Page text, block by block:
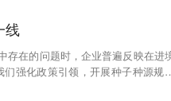
线
存在的问题时，企业普遍反映在进
强化政策引领，开展种子种源规